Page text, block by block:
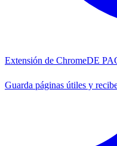
Extensión de ChromeDE
Guarda páginas útiles y